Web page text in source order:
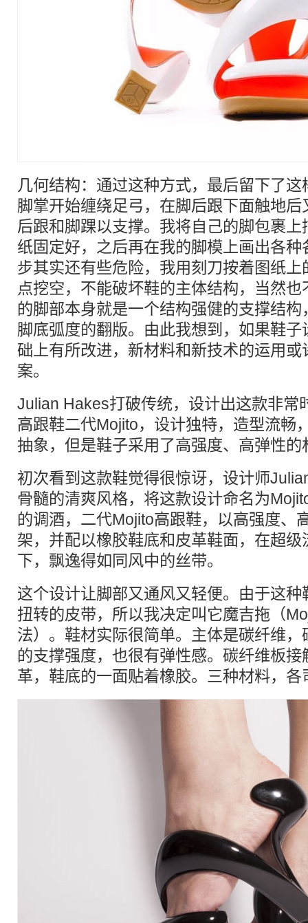
几何结构：通过这种方式，最后留下了
脚掌开始缠绕足弓，在脚后跟下面触地
后跟和脚踝以支撑。我将自己的脚包裹
纸固定好，之后再在我的脚模上画出各
步其实还有些危险，我用刻刀按着图纸
点挖空，不能破坏鞋的主体结构，当然
的脚部本身就是一个结构强健的支撑结
脚底弧度的翻版。由此我想到，如果鞋
础上有所改进，新材料和新技术的运用
案。
Julian Hakes打破传统，设计出这款非常
高跟鞋二代Mojito，设计独特，造型流畅
抽象，但是鞋子采用了高强度、高弹性
初次看到这款鞋觉得很惊讶，设计师
骨髓的清爽风格，将这款设计命名为
的调酒，二代Mojito高跟鞋，以高强度、
架，并配以橡胶鞋底和皮革鞋面，在超
下，飘逸得如同风中的丝带。
这个设计让脚部又通风又轻便。由于这
扭转的皮带，所以我决定叫它魔吉拖（
法）。鞋材实际很简单。主体是碳纤维
的支撑强度，也很有弹性感。碳纤维板
革，鞋底的一面贴着橡胶。三种材料，各